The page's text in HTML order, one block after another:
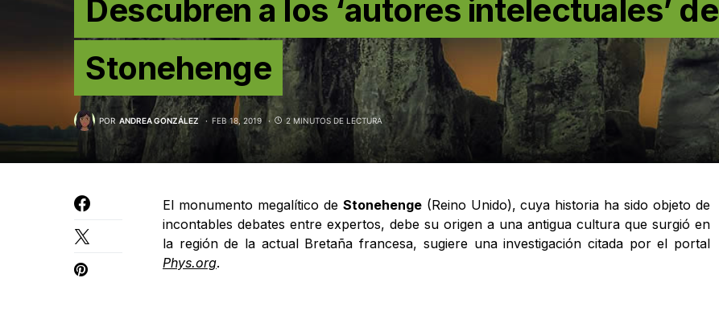
Descubren a los ‘autores intelectuales’ de
Stonehenge
POR ANDREA GONZÁLEZ FEB 18, 2019 2 MINUTOS DE LECTURA
El monumento megalítico de Stonehenge(Reino Unido), cuya historia ha sido objeto de
incontables debates entre expertos, debe su origen a una antigua cultura que surgió en
la región de la actual Bretaña francesa, sugiere una investigación citada por el portal
Phys.org.